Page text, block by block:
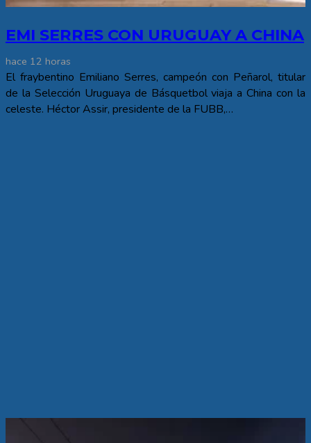
EMI SERRES CON URUGUAY A CHINA
hace 12 horas
El fraybentino Emiliano Serres, campeón con Peñarol, titular
de la Selección Uruguaya de Básquetbol viaja a China con la
celeste. Héctor Assir, presidente de la FUBB,…